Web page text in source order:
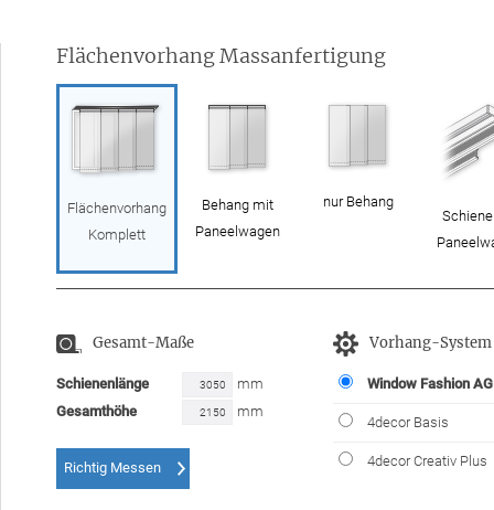
Flächenvorhang Massanfertigung
Flächenvorhang
Komplett
Behang mit
Paneelwagen
nur Behang
Gesamt-Maße
Schienenlänge
mm
Gesamthöhe
mm
Richtig Messen
Vorhang-System
Window Fashion AG
4decor Basis
4decor Creativ Plus